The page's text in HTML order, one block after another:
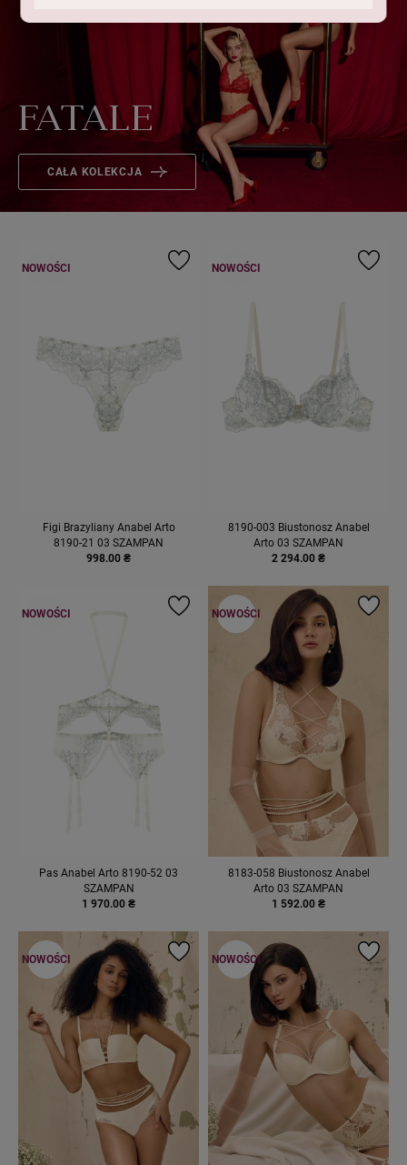
FATALE
CAŁA KOLEKCJA
Figi Brazyliany Anabel Arto
8190-21 03 SZAMPAN
998.00 ₴
NOWOŚCI
8190-003 Biustonosz Anabel
Arto 03 SZAMPAN
2 294.00 ₴
NOWOŚCI
Pas Anabel Arto 8190-52 03
SZAMPAN
1 970.00 ₴
NOWOŚCI
8183-058 Biustonosz Anabel
Arto 03 SZAMPAN
1 592.00 ₴
NOWOŚCI
NOWOŚCI NOWOŚCI